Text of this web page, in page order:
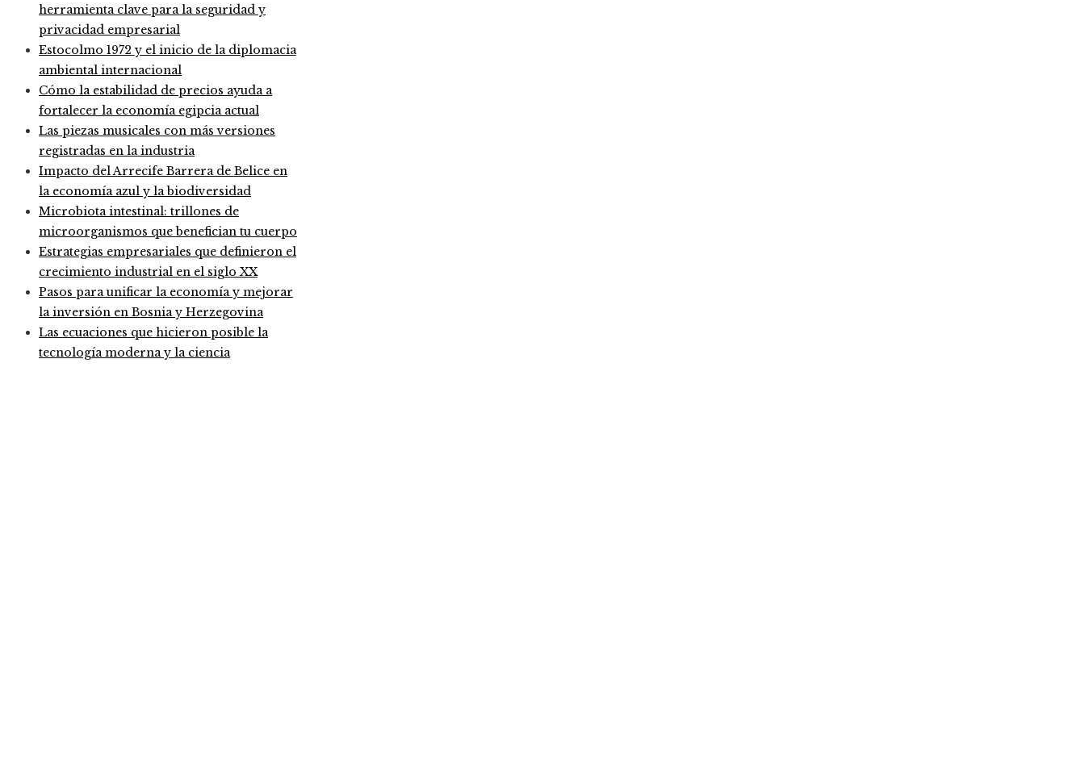
herramienta clave para la seguridad y
privacidad empresarial
Estocolmo 1972 y el inicio de la diplomacia
ambiental internacional
Cómo la estabilidad de precios ayuda a
fortalecer la economía egipcia actual
Las piezas musicales con más versiones
registradas en la industria
Impacto del Arrecife Barrera de Belice en
la economía azul y la biodiversidad
Microbiota intestinal: trillones de
microorganismos que benefician tu cuerpo
Estrategias empresariales que definieron el
crecimiento industrial en el siglo XX
Pasos para unificar la economía y mejorar
la inversión en Bosnia y Herzegovina
Las ecuaciones que hicieron posible la
tecnología moderna y la ciencia